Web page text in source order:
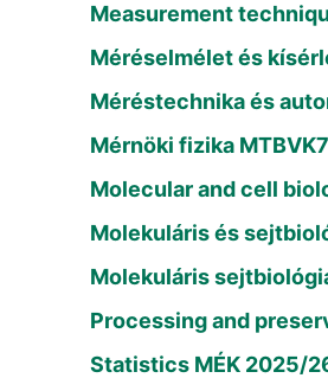
Measurement
Méréselmélet és
Méréstechnika és
Mérnöki fizika
Molecular and cell
Molekuláris és
Molekuláris
Processing and
Statistics MÉK 2025/